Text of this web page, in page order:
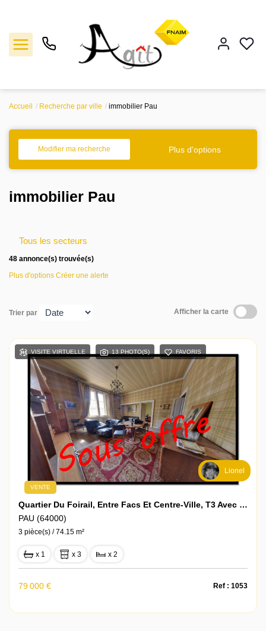
Location
Estimation
Contact
Accueil Recherche par ville immobilier Pau
Modifier ma recherche Plus d'options
immobilier Pau
Tous les secteurs
48 annonce(s) trouvée(s)
Plus d'options Créer une alerte
Trier par Afficher la carte
VISITE VIRTUELLE 13 PHOTO(S) FAVORIS
Lionel
VENTE
Quartier Du Foirail, Entre Facs Et Centre-Ville, T3 Avec Terrasse À Rénover À Fort Potentiel, Style Ancien
PAU (64000)
3 pièce(s) / 74.15 m²
x 1 x 3 x 2
79 000 € Ref : 1053